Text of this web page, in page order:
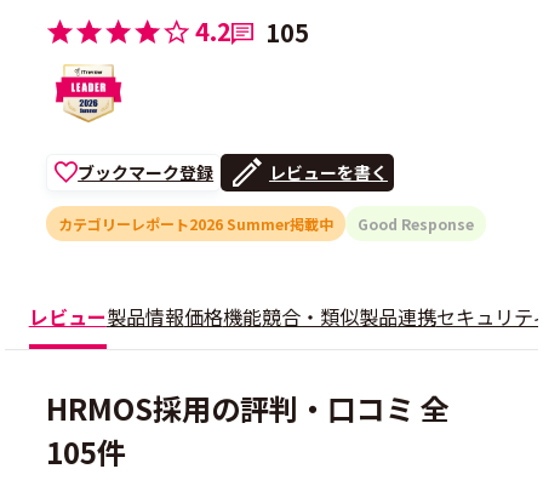
4.2 105
ブックマーク登録 レビューを書く
カテゴリーレポート2026 Summer掲載中 Good Response
レビュー製品情報価格機能競合・類似製品連携セキュリテ
HRMOS採用の評判・口コミ 全
105件